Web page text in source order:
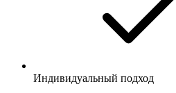
Индивидуальный подход